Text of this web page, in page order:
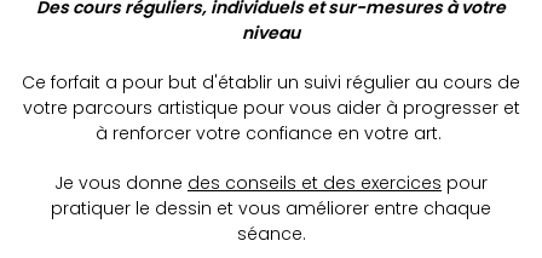
Des cours réguliers, individuels et sur-mesures à votre
niveau
Ce forfait a pour but d'établir un suivi régulier au cours de
votre parcours artistique pour vous aider à progresser et
à renforcer votre confiance en votre art.
Je vous donne des conseils et des exercices pour
pratiquer le dessin et vous améliorer entre chaque
séance.